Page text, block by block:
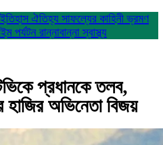
ইতিহাস ঐতিহ্য সাফল্যের কাহিনীভ্রমণ
পর্যটন রান্নাবান্নাস্বাস্থ্য
প্রধানকে তলব,
অভিনেতা বিজয়